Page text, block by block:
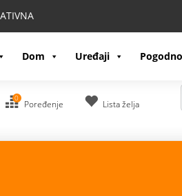
Dom Uređaji
0
Poređenje Lista želja